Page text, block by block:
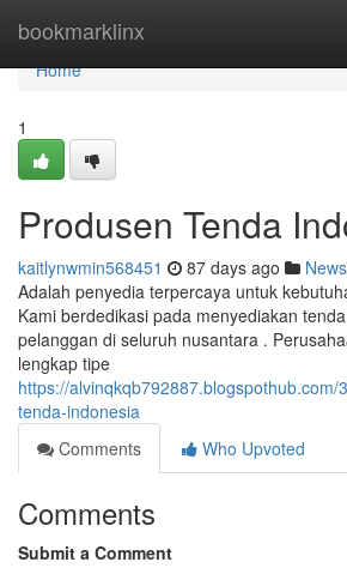
bookmarklinx
Home
Home
1
Produsen Tenda
kaitlynwmin568451 87 days ago News
Adalah penyedia terpercaya untuk
Kami berdedikasi pada menyediakan
pelanggan di seluruh nusantara .
lengkap tipe
https://alvinqkqb792887.blogspothub.com/
tenda-indonesia
Comments
Who Upvoted
Comments
Submit a Comment